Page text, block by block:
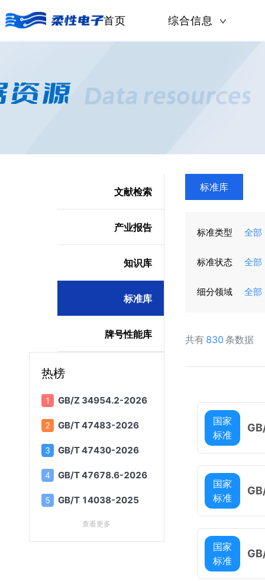
首页 综合信息
文献检索
产业报告
知识库
标准库
牌号性能库
热榜
GB/Z 34954.2-2026
GB/T 47483-2026
GB/T 47430-2026
GB/T 47678.6-2026
GB/T 14038-2025
查看更多
标准库
标准类型 全部
标准状态 全部
细分领域 全部
共有 830条数据
国家
标准
国家
标准
国家
标准